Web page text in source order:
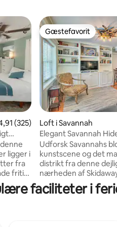
ud af 5 i gennemsnitlig
(325)
ligger i
fra
fritid
kørsel
til
Gæstefavorit
Gæstefavorit
Loft i Savannah
Elegant Savannah
have
Udforsk Savannahs
kunstscene og det
distrikt fra denne
nærheden af
Ejendommen er
solorejsende og har
faciliteter i